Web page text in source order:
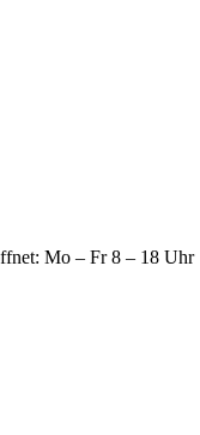
Mo – Fr 8 – 18 Uhr